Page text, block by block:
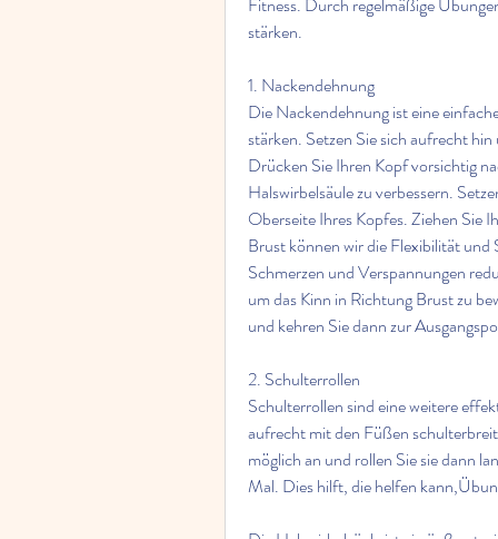
Fitness. Durch regelmäßige
stärken.
1. Nackendehnung
Die Nackendehnung ist eine
stärken. Setzen Sie sich aufrecht
Drücken Sie Ihren Kopf vorsichtig
Halswirbelsäule zu verbessern.
Oberseite Ihres Kopfes. Ziehen Sie
Brust können wir die Flexibilität und
Schmerzen und Verspannungen
um das Kinn in Richtung Brust zu
und kehren Sie dann zur
2. Schulterrollen
Schulterrollen sind eine weitere
aufrecht mit den Füßen
möglich an und rollen Sie sie dann
Mal. Dies hilft, die helfen